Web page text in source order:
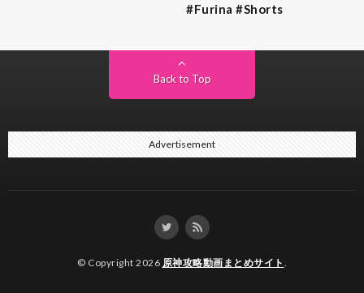
#Furina #Shorts
Back to Top
Advertisement
© Copyright 2026 原神攻略動画まとめサイト .